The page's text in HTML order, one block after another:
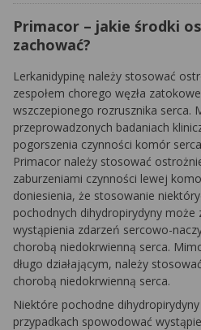
Primacor – jakie środki
zachować?
Lerkanidypinę należy stosować
zespołem chorego węzła
wszczepionego rozrusznika serca.
przeprowadzonych badaniach
pogorszenia czynności komór
Primacor należy stosować
zaburzeniami czynności lewej
doniesienia, że stosowanie
pochodnych dihydropirydyny może
wystąpienia zdarzeń sercowo-
chorobą niedokrwienną serca.
długo działającym, należy
chorobą niedokrwienną serca.
Niektóre pochodne
przypadkach spowodować